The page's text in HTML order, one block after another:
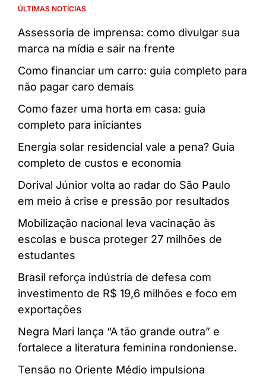
ÚLTIMAS NOTÍCIAS
Assessoria de imprensa: como divulgar sua
marca na mídia e sair na frente
Como financiar um carro: guia completo para
não pagar caro demais
Como fazer uma horta em casa: guia
completo para iniciantes
Energia solar residencial vale a pena? Guia
completo de custos e economia
Dorival Júnior volta ao radar do São Paulo
em meio à crise e pressão por resultados
Mobilização nacional leva vacinação às
escolas e busca proteger 27 milhões de
estudantes
Brasil reforça indústria de defesa com
investimento de R$ 19,6 milhões e foco em
exportações
Negra Mari lança “A tão grande outra” e
fortalece a literatura feminina rondoniense.
Tensão no Oriente Médio impulsiona